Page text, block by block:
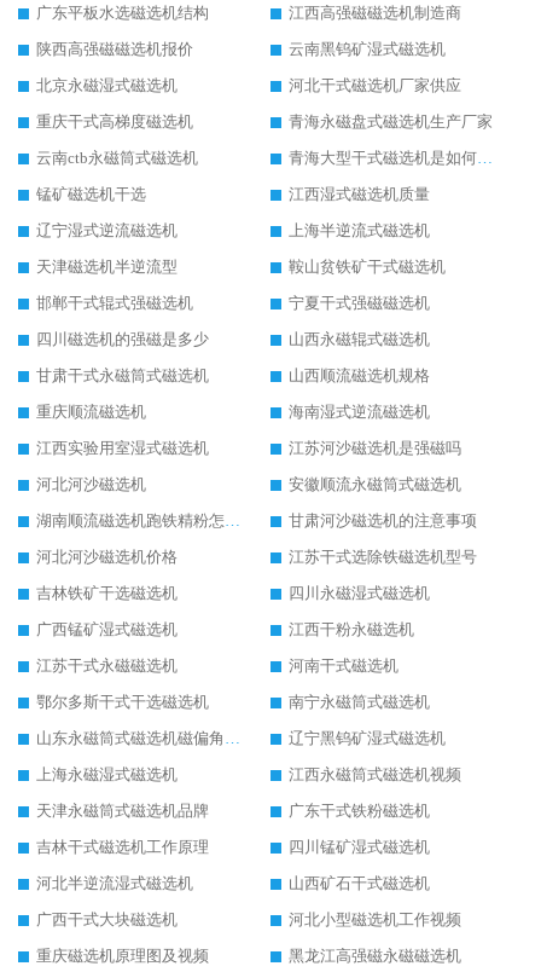
广东平板水选磁选机结构
江西高强磁磁选机制造商
陕西高强磁磁选机报价
云南黑钨矿湿式磁选机
北京永磁湿式磁选机
河北干式磁选机厂家供应
重庆干式高梯度磁选机
青海永磁盘式磁选机生产厂家
云南ctb永磁筒式磁选机
青海大型干式磁选机是如何选矿的
锰矿磁选机干选
江西湿式磁选机质量
辽宁湿式逆流磁选机
上海半逆流式磁选机
天津磁选机半逆流型
鞍山贫铁矿干式磁选机
邯郸干式辊式强磁选机
宁夏干式强磁磁选机
四川磁选机的强磁是多少
山西永磁辊式磁选机
甘肃干式永磁筒式磁选机
山西顺流磁选机规格
重庆顺流磁选机
海南湿式逆流磁选机
江西实验用室湿式磁选机
江苏河沙磁选机是强磁吗
河北河沙磁选机
安徽顺流永磁筒式磁选机
湖南顺流磁选机跑铁精粉怎么处理
甘肃河沙磁选机的注意事项
河北河沙磁选机价格
江苏干式选除铁磁选机型号
吉林铁矿干选磁选机
四川永磁湿式磁选机
广西锰矿湿式磁选机
江西干粉永磁选机
江苏干式永磁磁选机
河南干式磁选机
鄂尔多斯干式干选磁选机
南宁永磁筒式磁选机
山东永磁筒式磁选机磁偏角怎么调整
辽宁黑钨矿湿式磁选机
上海永磁湿式磁选机
江西永磁筒式磁选机视频
天津永磁筒式磁选机品牌
广东干式铁粉磁选机
吉林干式磁选机工作原理
四川锰矿湿式磁选机
河北半逆流湿式磁选机
山西矿石干式磁选机
广西干式大块磁选机
河北小型磁选机工作视频
重庆磁选机原理图及视频
黑龙江高强磁永磁磁选机